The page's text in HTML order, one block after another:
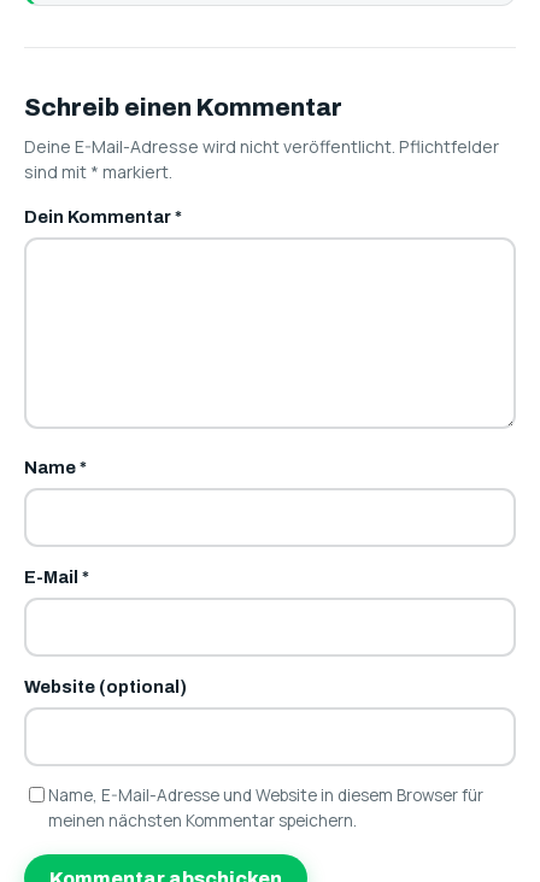
Schreib einen Kommentar
Deine E-Mail-Adresse wird nicht veröffentlicht. Pflichtfelder
sind mit * markiert.
Dein Kommentar*
Name*
E-Mail *
Website (optional)
Name, E-Mail-Adresse und Website in diesem Browser für
meinen nächsten Kommentar speichern.